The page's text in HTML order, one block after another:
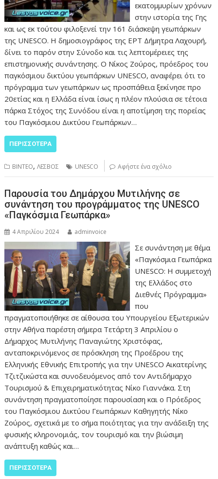
εκατομμυρίων χρόνων
στην ιστορία της Γης
και ως εκ τούτου φιλοξενεί την 161 διάσκεψη γεωπάρκων
της UNESCO. Η δημοσιογράφος της ΕΡΤ Δήμητρα Λαχουρή,
δίνει το παρόν στην Σύνοδο και τις λεπτομέρειες της
επιστημονικής συνάντησης. Ο Νίκος Ζούρος, πρόεδρος του
παγκόσμιου δικτύου γεωπάρκων UNESCO, αναφέρει ότι το
πρόγραμμα των γεωπάρκων ως προσπάθεια ξεκίνησε προ
20ετίας και η Ελλάδα είναι ίσως η πλέον πλούσια σε τέτοια
πάρκα Στόχος της Συνόδου είναι η αποτίμηση της πορείας
του Παγκόσμιου Δικτύου Γεωπάρκων…
ΠΕΡΙΣΣΌΤΕΡΑ
ΒΙΝΤΕΟ,ΛΕΣΒΟΣ UNESCO Αφήστε ένα σχόλιο
Παρουσία του Δημάρχου Μυτιλήνης σε
συνάντηση του προγράμματος της UNESCO
«Παγκόσμια Γεωπάρκα»
4 Απριλίου 2024 adminvoice
Σε συνάντηση με θέμα
«Παγκόσμια Γεωπάρκα
UNESCO: Η συμμετοχή
της Ελλάδος στο
Διεθνές Πρόγραμμα»
που
πραγματοποιήθηκε σε αίθουσα του Υπουργείου Εξωτερικών
στην Αθήνα παρέστη σήμερα Τετάρτη 3 Απριλίου ο
Δήμαρχος Μυτιλήνης Παναγιώτης Χριστόφας,
ανταποκρινόμενος σε πρόσκληση της Προέδρου της
Ελληνικής Εθνικής Επιτροπής για την UNESCO Αικατερίνης
Τζιτζικώστα και συνοδευόμενος από τον Αντιδήμαρχο
Τουρισμού & Επιχειρηματικότητας Νίκο Γιαννάκα. Στη
συνάντηση πραγματοποίησε παρουσίαση και ο Πρόεδρος
του Παγκόσμιου Δικτύου Γεωπάρκων Καθηγητής Νίκο
Ζούρος, σχετικά με το σήμα ποιότητας για την ανάδειξη της
φυσικής κληρονομιάς, τον τουρισμό και την βιώσιμη
ανάπτυξη καθώς και…
ΠΕΡΙΣΣΌΤΕΡΑ